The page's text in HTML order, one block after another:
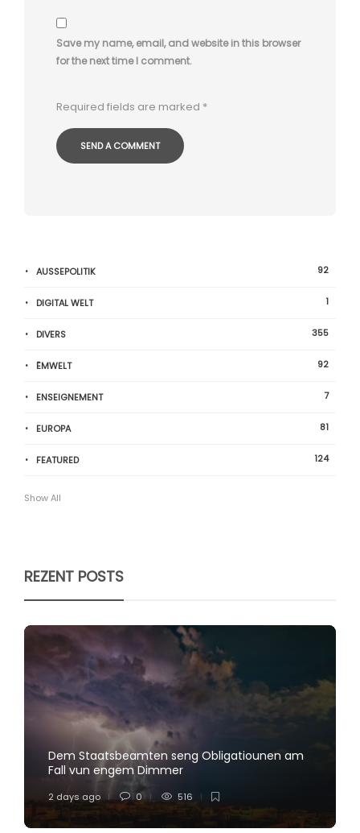
Save my name, email, and website in this browser
for the next time I comment.
Required fields are marked *
AUSSEPOLITIK 92
DIGITAL WELT 1
DIVERS 355
ËMWELT 92
ENSEIGNEMENT 7
EUROPA 81
FEATURED 124
Show All
REZENT POSTS
Dem Staatsbeamten seng Obligatiounen am
Fall vun engem Dimmer
2 days ago 0 516